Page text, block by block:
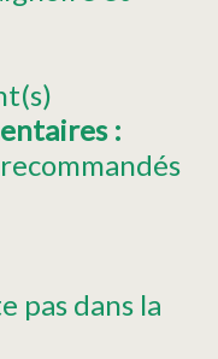
:
pas dans la